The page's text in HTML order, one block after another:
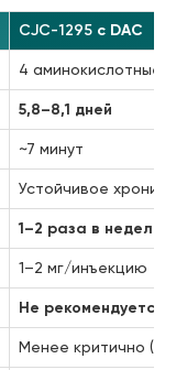
CJC-1295 с DAC
4 аминокислотные
5,8–8,1 дней
~7 минут
Устойчивое
1–2 раза в неделю
1–2 мг/инъекцию
Не рекомендуется
Менее критично